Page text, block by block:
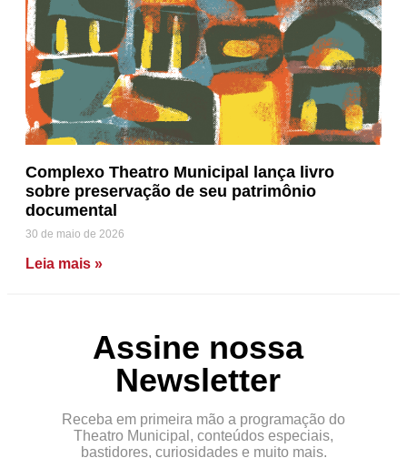
Complexo Theatro Municipal lança livro
sobre preservação de seu patrimônio
documental
30 de maio de 2026
Leia mais »
Assine nossa
Newsletter
Receba em primeira mão a programação do
Theatro Municipal, conteúdos especiais,
bastidores, curiosidades e muito mais.